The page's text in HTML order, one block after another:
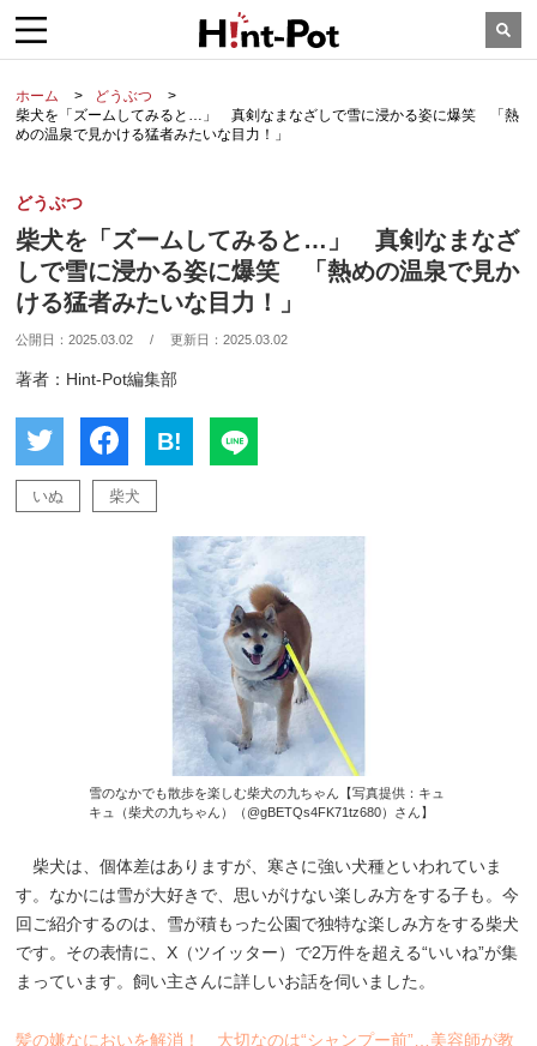
ホーム
どうぶつ
柴犬を「ズームしてみると…」 真剣なまなざしで雪に浸かる姿に爆笑 「熱
めの温泉で見かける猛者みたいな目力！」
どうぶつ
柴犬を「ズームしてみると…」 真剣なまなざ
しで雪に浸かる姿に爆笑 「熱めの温泉で見か
ける猛者みたいな目力！」
公開日：2025.03.02 / 更新日：2025.03.02
著者：Hint-Pot編集部
B!
いぬ 柴犬
雪のなかでも散歩を楽しむ柴犬の九ちゃん【写真提供：キュ
キュ（柴犬の九ちゃん）（@gBETQs4FK71tz680）さん】
柴犬は、個体差はありますが、寒さに強い犬種といわれていま
す。なかには雪が大好きで、思いがけない楽しみ方をする子も。今
回ご紹介するのは、雪が積もった公園で独特な楽しみ方をする柴犬
です。その表情に、X（ツイッター）で2万件を超える“いいね”が集
まっています。飼い主さんに詳しいお話を伺いました。
髪の嫌なにおいを解消！ 大切なのは“シャンプー前”…美容師が教